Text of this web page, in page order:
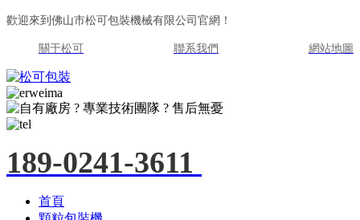
歡迎來到佛山市松可包裝機械有限公司官網！
關于松可 聯系我們 網站地圖
189-0241-3611
首頁